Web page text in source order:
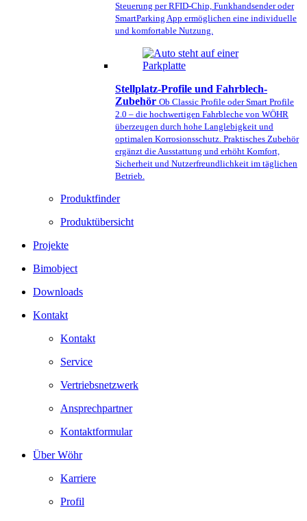
Steuerung per RFID-Chip, Funkhandsender oder
SmartParking App ermöglichen eine individuelle
und komfortable Nutzung.
Stellplatz-Profile und Fahrblech-
Zubehör Ob Classic Profile oder Smart Profile
2.0 – die hochwertigen Fahrbleche von WÖHR
überzeugen durch hohe Langlebigkeit und
optimalen Korrosionsschutz. Praktisches Zubehör
ergänzt die Ausstattung und erhöht Komfort,
Sicherheit und Nutzerfreundlichkeit im täglichen
Betrieb.
Produktfinder
Produktübersicht
Projekte
Bimobject
Downloads
Kontakt
Kontakt
Service
Vertriebsnetzwerk
Ansprechpartner
Kontaktformular
Über Wöhr
Karriere
Profil